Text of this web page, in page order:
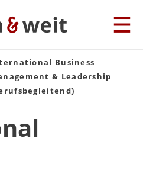
Business
& Leadership